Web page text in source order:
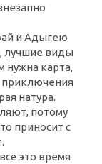
и Адыгею
лучшие виды
нужна карта,
приключения
натура.
потому
приносит с
это время